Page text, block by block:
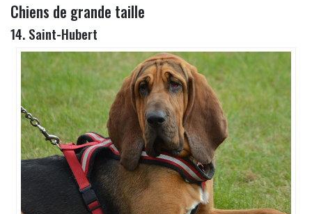
Chiens de grande taille
14. Saint-Hubert